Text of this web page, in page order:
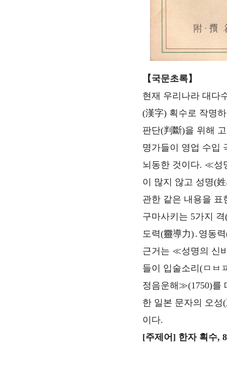
【국문초록】
현재 우리나라 대다
(漢字) 획수로 작명
판단(判斷)을 위해
명가들이 영업 수입
뇌동한 것이다. ≪성
이 많지 않고 성명(
관한 같은 내용을 표
구마사키는 5가지
도력(靈導力)․영동
근거는 ≪성명의 신
들이 입술소리(ㅁㅂ
정음운해≫(1750)를
한 일본 문자의 오성
이다.
[주제어] 한자 획수,